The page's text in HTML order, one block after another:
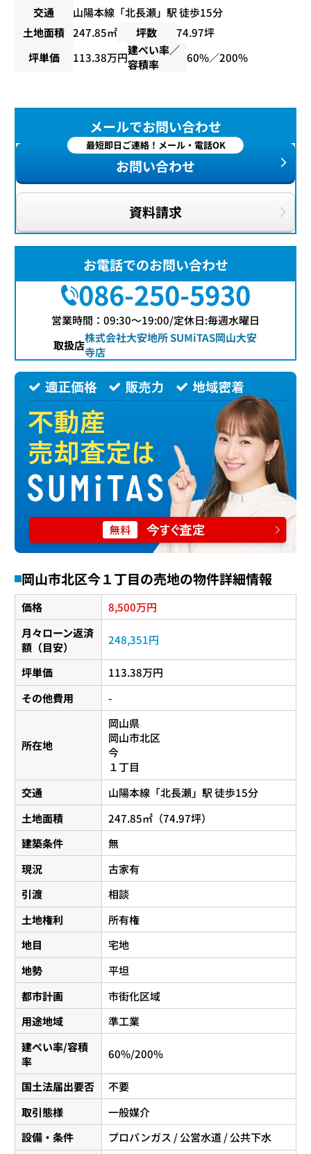
交通
山陽本線 「北長瀬」駅 徒歩15分
土地面積 247.85㎡ 坪数
74.97坪
坪単価
113.38万円建ぺい率／
容積率
60%／200%
メールでお問い合わせ
最短即日ご連絡！メール・電話OK
お問い合わせ
資料請求
お電話でのお問い合わせ
086-250-5930
営業時間：09:30〜19:00/定休日:毎週水曜日
取扱店株式会社大安地所 SUMiTAS岡山大安
寺店
岡山市北区今１丁目の売地の物件詳細情報
価格 8,500万円
月々ローン返済
額（目安）
248,351円
坪単価
113.38万円
その他費用
-
所在地
岡山県
岡山市北区
今
１丁目
交通
山陽本線 「北長瀬」駅 徒歩15分
土地面積
247.85㎡（74.97坪）
建築条件
無
現況
古家有
引渡
相談
土地権利
所有権
地目
宅地
地勢
平坦
都市計画
市街化区域
用途地域
準工業
建ぺい率/容積
率
60%/200%
国土法届出要否
不要
取引態様
一般媒介
設備・条件
プロパンガス / 公営水道 / 公共下水